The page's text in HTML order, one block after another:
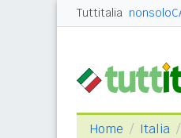
Tuttitalia
Home Italia